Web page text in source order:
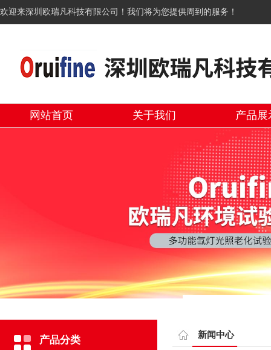
欢迎来深圳欧瑞凡科技有限公司！我们将为您提供周到的服务！
网站首页 关于我们 产品展
产品分类 新闻中心